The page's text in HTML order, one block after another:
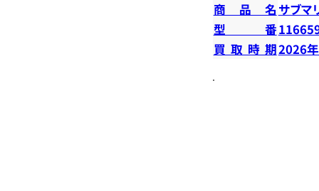
商品名 サブマ
型番
買取時期2026